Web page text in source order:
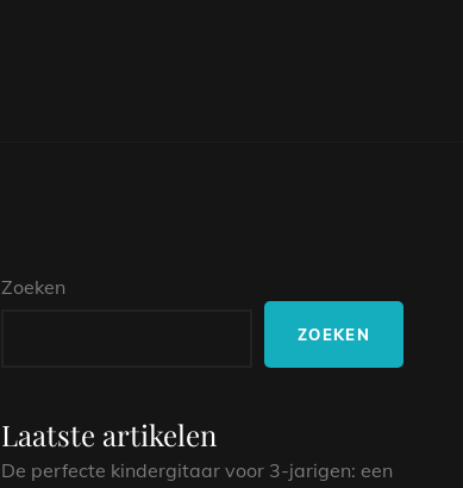
Zoeken
ZOEKEN
Laatste artikelen
De perfecte kindergitaar voor 3-jarigen: een